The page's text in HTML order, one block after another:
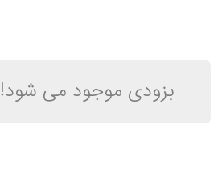
بزودی موجود می شود!